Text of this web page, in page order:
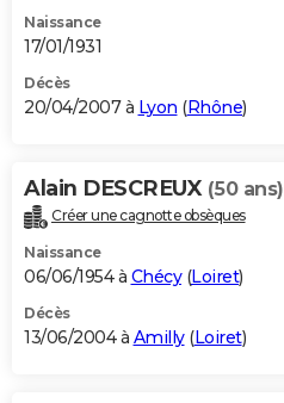
Naissance
17/01/1931
Décès
20/04/2007 à Lyon (Rhône)
Alain DESCREUX (50 ans)
Créer une cagnotte obsèques
Naissance
06/06/1954 à Chécy(Loiret)
Décès
13/06/2004 à Amilly(Loiret)